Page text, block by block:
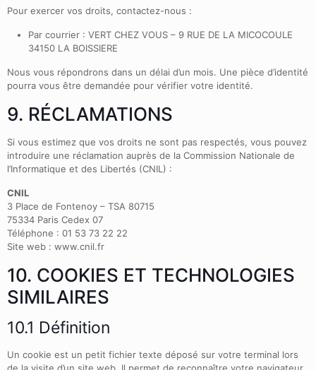
Pour exercer vos droits, contactez-nous :
Par courrier : VERT CHEZ VOUS – 9 RUE DE LA MICOCOULE
34150 LA BOISSIERE
Nous vous répondrons dans un délai d’un mois. Une pièce d’identité
pourra vous être demandée pour vérifier votre identité.
9. RÉCLAMATIONS
Si vous estimez que vos droits ne sont pas respectés, vous pouvez
introduire une réclamation auprès de la Commission Nationale de
l’Informatique et des Libertés (CNIL) :
CNIL
3 Place de Fontenoy – TSA 80715
75334 Paris Cedex 07
Téléphone : 01 53 73 22 22
Site web : www.cnil.fr
10. COOKIES ET TECHNOLOGIES
SIMILAIRES
10.1 Définition
Un cookie est un petit fichier texte déposé sur votre terminal lors